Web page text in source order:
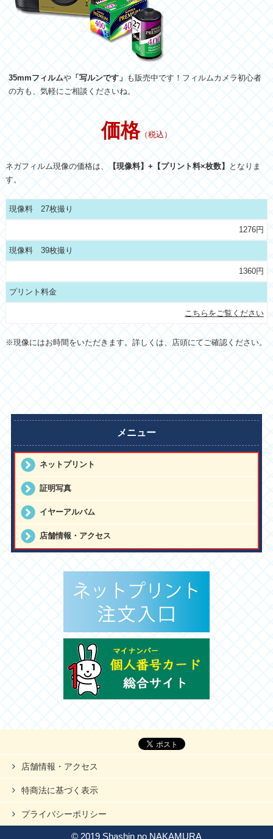
35mmフィルムや「写ルンです」 も販売中です！フィルムカメラ初心者
の方も、気軽にご相談くださいね。
価格（税込）
ネガフィルム現像の価格は、 【現像料】+【プリント料×枚数】
となりま
す。
現像料 27枚撮り
1276円
現像料 39枚撮り
1360円
プリント料金
こちらをご覧ください
※現像にはお時間をいただきます。詳しくは、店頭にてご確認ください。
メニュー
ネットプリント
証明写真
イヤーアルバム
店舗情報・アクセス
店舗情報・アクセス
特商法に基づく表示
プライバシーポリシー
© 2019 Shashin no NAKAMURA